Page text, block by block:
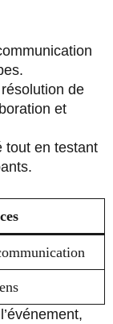
de
et
tout en testant